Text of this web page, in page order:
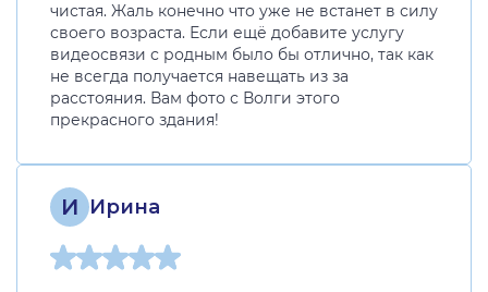
чистая. Жаль конечно что уже не встанет в силу
своего возраста. Если ещё добавите услугу
видеосвязи с родным было бы отлично, так как
не всегда получается навещать из за
расстояния. Вам фото с Волги этого
прекрасного здания!
И Ирина